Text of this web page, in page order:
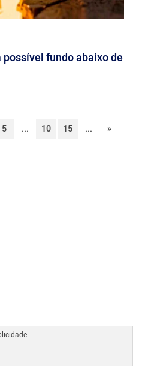
possível fundo abaixo de
5 ... 10 15 ... »